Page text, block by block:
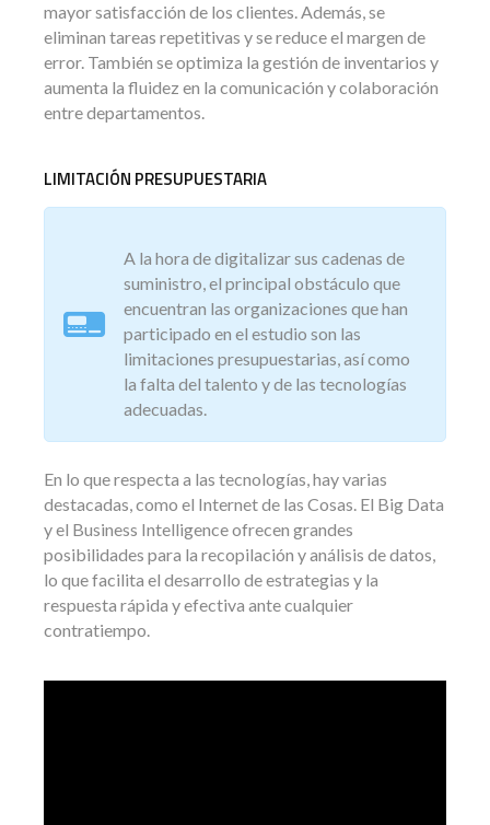
mayor satisfacción de los clientes. Además, se
eliminan tareas repetitivas y se reduce el margen de
error. También se optimiza la gestión de inventarios y
aumenta la fluidez en la comunicación y colaboración
entre departamentos.
LIMITACIÓN PRESUPUESTARIA
A la hora de digitalizar sus cadenas de
suministro, el principal obstáculo que
encuentran las organizaciones que han
participado en el estudio son las
limitaciones presupuestarias, así como
la falta del talento y de las tecnologías
adecuadas.
En lo que respecta a las tecnologías, hay varias
destacadas, como el Internet de las Cosas. El Big Data
y el Business Intelligence ofrecen grandes
posibilidades para la recopilación y análisis de datos,
lo que facilita el desarrollo de estrategias y la
respuesta rápida y efectiva ante cualquier
contratiempo.